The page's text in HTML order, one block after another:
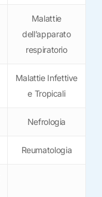
Malattie
dell’apparato
respiratorio
Malattie Infettive
e Tropicali
Nefrologia
Reumatologia